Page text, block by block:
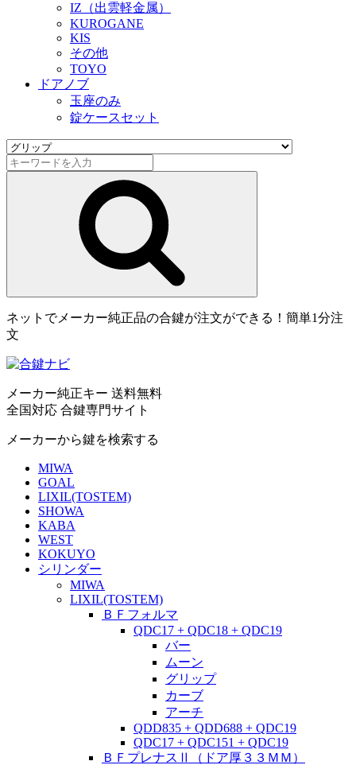
IZ（出雲軽金属）
KUROGANE
KIS
その他
TOYO
ドアノブ
玉座のみ
錠ケースセット
ネットでメーカー純正品の合鍵が注文ができる！簡単1分注
文
メーカー純正キー 送料無料
全国対応 合鍵専門サイト
メーカーから鍵を検索する
MIWA
GOAL
LIXIL(TOSTEM)
SHOWA
KABA
WEST
KOKUYO
シリンダー
MIWA
LIXIL(TOSTEM)
ＢＦフォルマ
QDC17 + QDC18 + QDC19
バー
ムーン
グリップ
カーブ
アーチ
QDD835 + QDD688 + QDC19
QDC17 + QDC151 + QDC19
ＢＦプレナスⅡ（ドア厚３３ＭＭ）